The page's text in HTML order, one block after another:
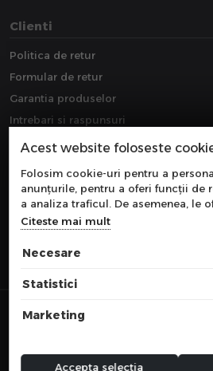
Clienti
Politica de retur
Formular de retur
Garantia produselor
Intrebari si raspunsuri
Downloads
webdesign by
Acest website foloseste
Folosim cookie-uri pentru a
anunțurile, pentru a oferi funcții de
a analiza traficul. De asemenea, le
rețele sociale, de publicitate și de
privire la modul în care folosiți site-
pot combina cu alte informații
Citeste mai mult
Necesare
Statistici
Marketing
Accepta selectia